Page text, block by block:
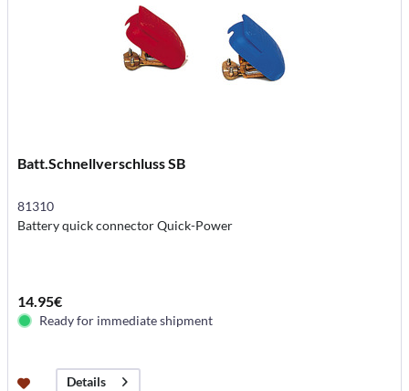
Batt.Schnellverschluss SB
81310
Battery quick connector Quick-Power
14.95€
Ready for immediate shipment
Details